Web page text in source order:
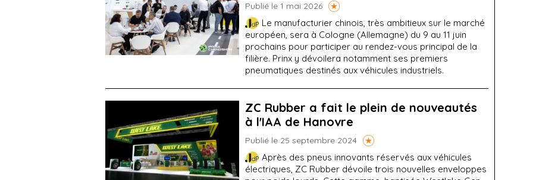
Publié le 1 mai 2026
Le manufacturier chinois, très ambitieux sur le marché
européen, sera à Cologne (Allemagne) du 9 au 11 juin
prochains pour participer au rendez-vous principal de la
filière. Prinx y dévoilera notamment ses premiers
pneumatiques destinés aux véhicules industriels.
ZC Rubber a fait le plein de nouveautés
à l'IAA de Hanovre
Publié le 25 septembre 2024
Après des pneus innovants réservés aux véhicules
électriques, ZC Rubber dévoile trois nouvelles enveloppes